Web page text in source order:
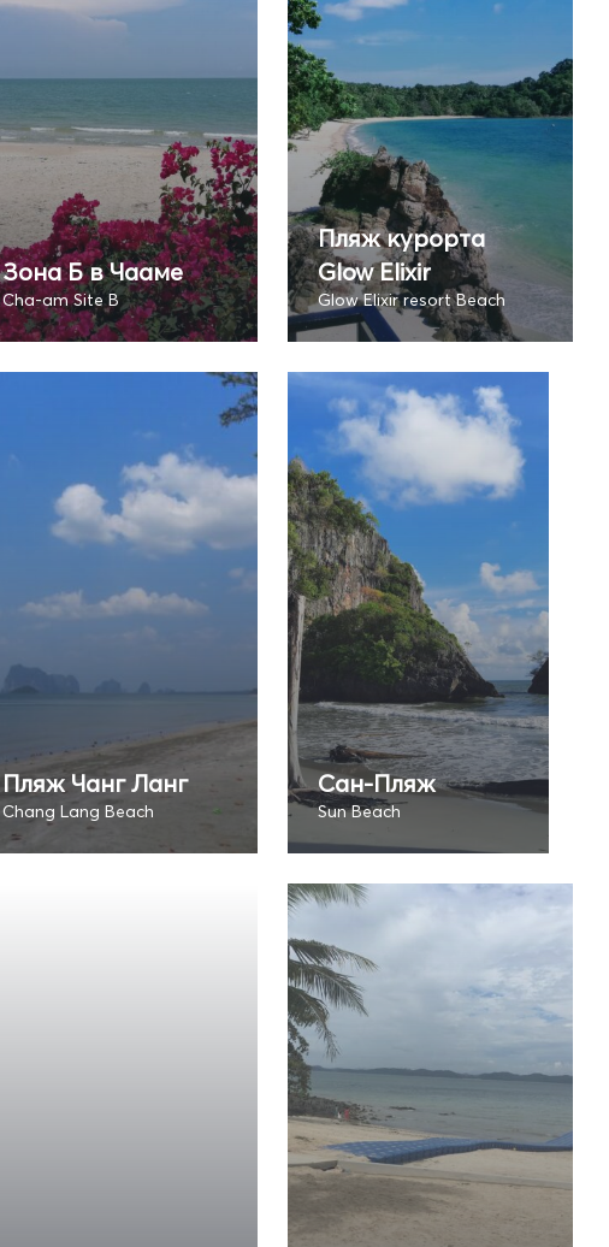
Зона Б в Чааме
Cha-am Site B
Пляж курорта
Glow Elixir
Glow Elixir resort Beach
Пляж Чанг Ланг
Chang Lang Beach
Сан-Пляж
Sun Beach